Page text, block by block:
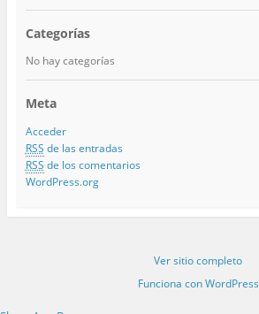
Categorías
No hay categorías
Meta
Acceder
RSS de las entradas
RSS de los comentarios
WordPress.org
Ver sitio completo
Funciona con WordPress